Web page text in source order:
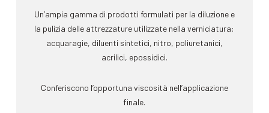
Un’ampia gamma di prodotti formulati per la diluzione e
la pulizia delle attrezzature utilizzate nella verniciatura:
acquaragie, diluenti sintetici, nitro, poliuretanici,
acrilici, epossidici.
Conferiscono l’opportuna viscosità nell’applicazione
finale.